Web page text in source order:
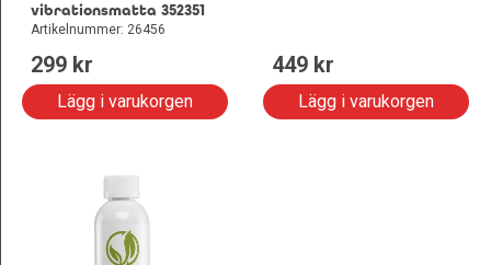
vibrationsmatta 352351
Artikelnummer: 26456
299 kr
Lägg i varukorgen
449 kr
Lägg i varukorgen